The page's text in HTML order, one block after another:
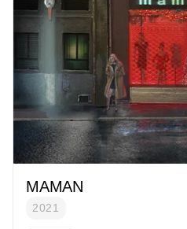
MAMAN
2021